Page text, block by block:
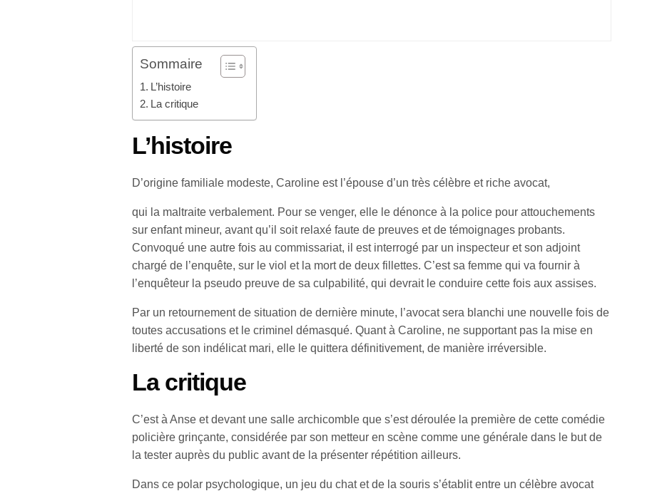
Sommaire
L’histoire
La critique
L’histoire
D’origine familiale modeste, Caroline est l’épouse d’un très célèbre et riche avocat,
qui la maltraite verbalement. Pour se venger, elle le dénonce à la police pour attouchements
sur enfant mineur, avant qu’il soit relaxé faute de preuves et de témoignages probants.
Convoqué une autre fois au commissariat, il est interrogé par un inspecteur et son adjoint
chargé de l’enquête, sur le viol et la mort de deux fillettes. C’est sa femme qui va fournir à
l’enquêteur la pseudo preuve de sa culpabilité, qui devrait le conduire cette fois aux assises.
Par un retournement de situation de dernière minute, l’avocat sera blanchi une nouvelle fois de
toutes accusations et le criminel démasqué. Quant à Caroline, ne supportant pas la mise en
liberté de son indélicat mari, elle le quittera définitivement, de manière irréversible.
La critique
C’est à Anse et devant une salle archicomble que s’est déroulée la première de cette comédie
policière grinçante, considérée par son metteur en scène comme une générale dans le but de
la tester auprès du public avant de la présenter répétition ailleurs.
Dans ce polar psychologique, un jeu du chat et de la souris s’établit entre un célèbre avocat